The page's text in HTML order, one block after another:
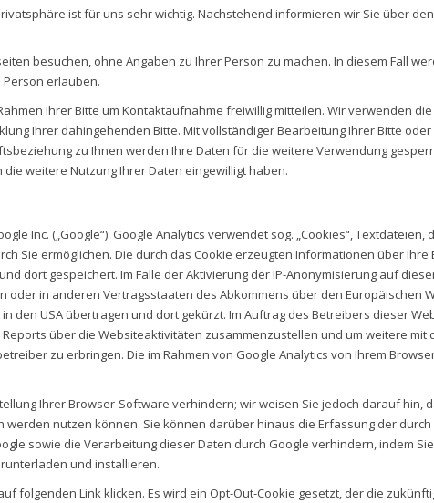
ist für uns sehr wichtig. Nachstehend informieren wir Sie über
besuchen, ohne Angaben zu Ihrer Person zu machen. In diesem Fall
erlauben.
Ihrer Bitte um Kontaktaufnahme freiwillig mitteilen. Wir verwenden
Ihrer dahingehenden Bitte. Mit vollständiger Bearbeitung Ihrer Bitte
zu Ihnen werden Ihre Daten für die weitere Verwendung
weitere Nutzung Ihrer Daten eingewilligt haben.
Inc. („Google“). Google Analytics verwendet sog. „Cookies“, Textdateien,
Sie ermöglichen. Die durch das Cookie erzeugten Informationen über
dort gespeichert. Im Falle der Aktivierung der IP-Anonymisierung auf
in anderen Vertragsstaaten des Abkommens über den Europäischen
den USA übertragen und dort gekürzt. Im Auftrag des Betreibers dieser
über die Websiteaktivitäten zusammenzustellen und um weitere mit
zu erbringen. Die im Rahmen von Google Analytics von Ihrem
Ihrer Browser-Software verhindern; wir weisen Sie jedoch darauf hin,
nutzen können. Sie können darüber hinaus die Erfassung der
sowie die Verarbeitung dieser Daten durch Google verhindern, indem
und installieren.
folgenden Link klicken. Es wird ein Opt-Out-Cookie gesetzt, der die